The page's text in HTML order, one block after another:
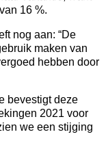
16 %.
nog aan: “De
maken van
hebben door
bevestigt deze
2021 voor
we een stijging